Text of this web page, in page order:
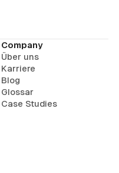
Company
Über uns
Karriere
Blog
Glossar
Case Studies